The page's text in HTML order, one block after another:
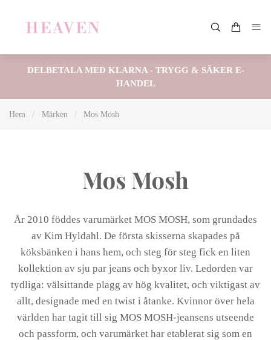
DELBETALA MED KLARNA - TRYGG & SÄKER E-
HANDEL
Hem / Märken / Mos Mosh
Mos Mosh
År 2010 föddes varumärket MOS MOSH, som grundades
av Kim Hyldahl. De första skisserna skapades på
köksbänken i hans hem, och steg för steg fick en liten
kollektion av sju par jeans och byxor liv. Ledorden var
tydliga: välsittande plagg av hög kvalitet, och viktigast av
allt, designade med en twist i åtanke. Kvinnor över hela
världen har tagit till sig MOS MOSH-jeansens utseende
och passform, och varumärket har etablerat sig som en